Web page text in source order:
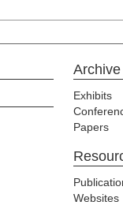
Archive
Exhibits
Papers
Websites